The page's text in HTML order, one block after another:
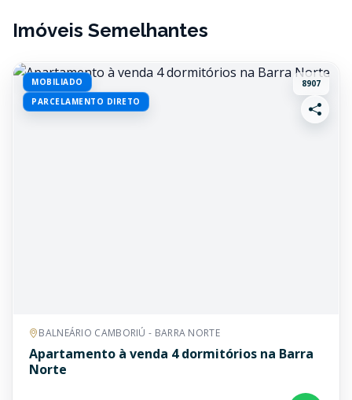
Imóveis Semelhantes
MOBILIADO
PARCELAMENTO DIRETO
8907
BALNEÁRIO CAMBORIÚ - BARRA NORTE
Apartamento à venda 4 dormitórios na Barra
Norte